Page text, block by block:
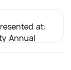
at:
Annual